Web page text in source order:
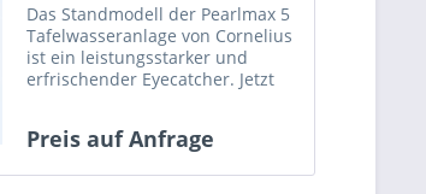
Das Standmodell der Pearlmax 5
Tafelwasseranlage von Cornelius
ist ein leistungsstarker und
erfrischender Eyecatcher. Jetzt
Preis auf Anfrage